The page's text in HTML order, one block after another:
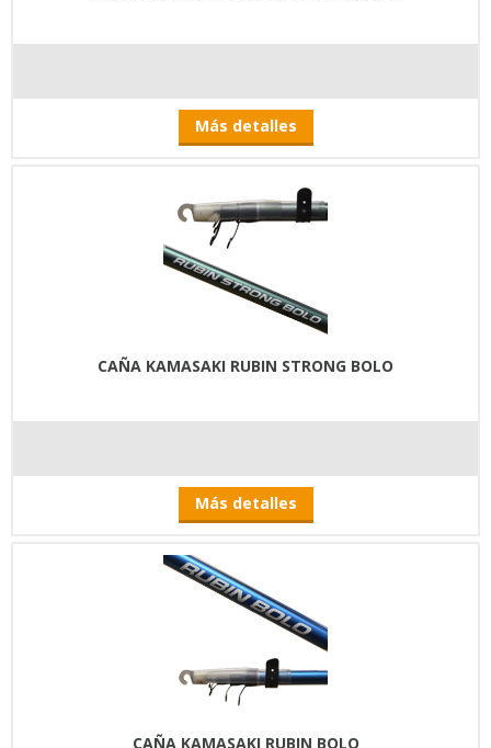
Más detalles
CAÑA KAMASAKI RUBIN STRONG BOLO
Más detalles
CAÑA KAMASAKI RUBIN BOLO